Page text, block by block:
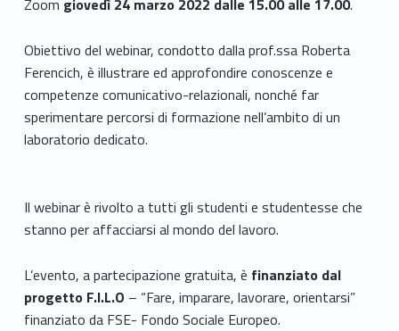
Zoom giovedì 24 marzo 2022 dalle 15.00 alle 17.00.
Obiettivo del webinar, condotto dalla prof.ssa Roberta
Ferencich, è illustrare ed approfondire conoscenze e
competenze comunicativo-relazionali, nonché far
sperimentare percorsi di formazione nell’ambito di un
laboratorio dedicato.
Il webinar è rivolto a tutti gli studenti e studentesse che
stanno per affacciarsi al mondo del lavoro.
L’evento, a partecipazione gratuita, è finanziato dal
progetto F.I.L.O – “Fare, imparare, lavorare, orientarsi”
finanziato da FSE- Fondo Sociale Europeo.